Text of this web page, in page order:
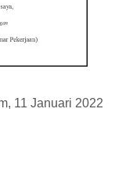
11 Januari 2022